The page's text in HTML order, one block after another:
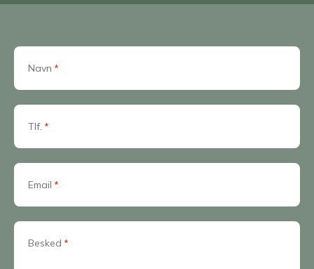
Navn *
Tlf. *
Email *
Besked *